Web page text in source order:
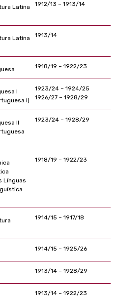
Latina
1912/13 – 1913/14
Latina
1913/14
1918/19 – 1922/23
I
I)
1923/24 – 1924/25
1926/27 – 1928/29
II
1923/24 – 1928/29
Línguas
1918/19 – 1922/23
1914/15 – 1917/18
1914/15 – 1925/26
1913/14 – 1928/29
1913/14 – 1922/23